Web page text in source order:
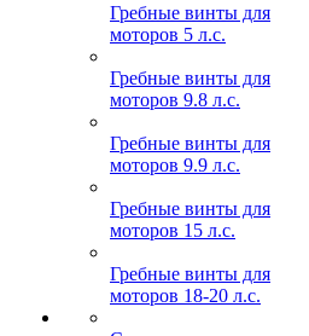
Гребные винты для
моторов 5 л.с.
Гребные винты для
моторов 9.8 л.с.
Гребные винты для
моторов 9.9 л.с.
Гребные винты для
моторов 15 л.с.
Гребные винты для
моторов 18-20 л.с.